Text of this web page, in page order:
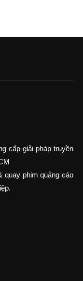
cấp giải pháp truyền
quay phim quảng cáo